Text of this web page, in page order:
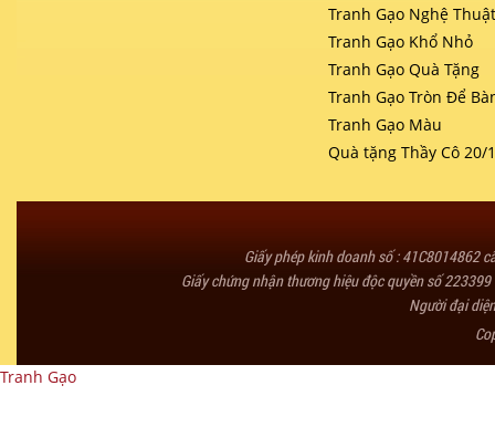
Tranh Gạo Nghệ
Tranh Gạo Khổ Nhỏ
Tranh Gạo Quà Tặng
Tranh Gạo Tròn Để
Tranh Gạo Màu
Quà tặng Thầy Cô 20/
Giấy phép kinh doanh số : 41C8014862
Giấy chứng nhận thương hiệu độc quyền số
Người đại
Tranh Gạo